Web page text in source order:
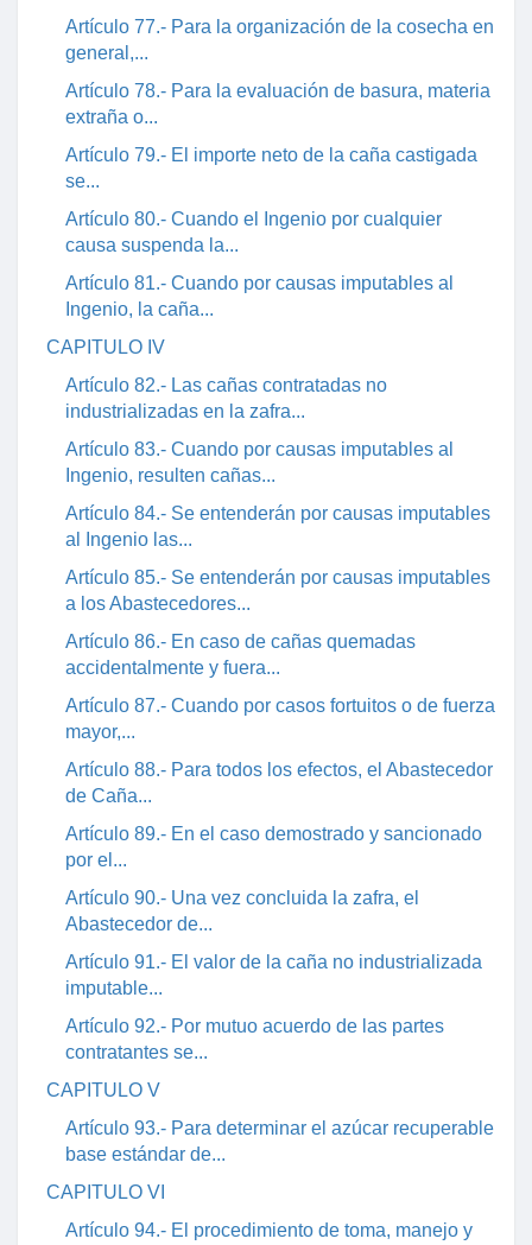
Artículo 77.- Para la organización de la cosecha en
general,...
Artículo 78.- Para la evaluación de basura, materia
extraña o...
Artículo 79.- El importe neto de la caña castigada
se...
Artículo 80.- Cuando el Ingenio por cualquier
causa suspenda la...
Artículo 81.- Cuando por causas imputables al
Ingenio, la caña...
CAPITULO IV
Artículo 82.- Las cañas contratadas no
industrializadas en la zafra...
Artículo 83.- Cuando por causas imputables al
Ingenio, resulten cañas...
Artículo 84.- Se entenderán por causas imputables
al Ingenio las...
Artículo 85.- Se entenderán por causas imputables
a los Abastecedores...
Artículo 86.- En caso de cañas quemadas
accidentalmente y fuera...
Artículo 87.- Cuando por casos fortuitos o de fuerza
mayor,...
Artículo 88.- Para todos los efectos, el Abastecedor
de Caña...
Artículo 89.- En el caso demostrado y sancionado
por el...
Artículo 90.- Una vez concluida la zafra, el
Abastecedor de...
Artículo 91.- El valor de la caña no industrializada
imputable...
Artículo 92.- Por mutuo acuerdo de las partes
contratantes se...
CAPITULO V
Artículo 93.- Para determinar el azúcar recuperable
base estándar de...
CAPITULO VI
Artículo 94.- El procedimiento de toma, manejo y